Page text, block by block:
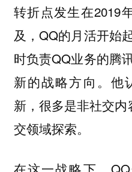
转折点发生在2019
及，QQ的月活开始
时负责QQ业务的腾
新的战略方向。他
新，很多是非社交
交领域探索。
在这一战略下，